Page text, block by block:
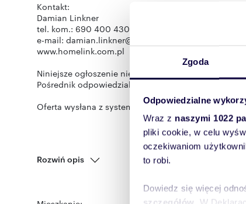
Zgoda
Odpowiedzialne
Wraz z naszymi 1022
pliki cookie, w celu
oczekiwaniom
to robi.
Dowiedz się więcej
Kontakt:
Damian Linkner
tel. kom.: 690 400 430
e-mail: damian.linkner@homelink.com.pl
www.homelink.com.pl
Niniejsze ogłoszenie nie stanowi oferty handlowej
Pośrednik odpowiedzialny zawodowo za
Oferta wysłana z systemu Galactica Virgo
Rozwiń opis